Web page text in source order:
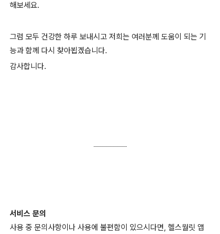
해보세요.
그럼 모두 건강한 하루 보내시고 저희는 여러분께 도움이 되는 기
능과 함께 다시 찾아뵙겠습니다.
감사합니다.
서비스 문의
사용 중 문의사항이나 사용에 불편함이 있으시다면, 헬스월릿 앱